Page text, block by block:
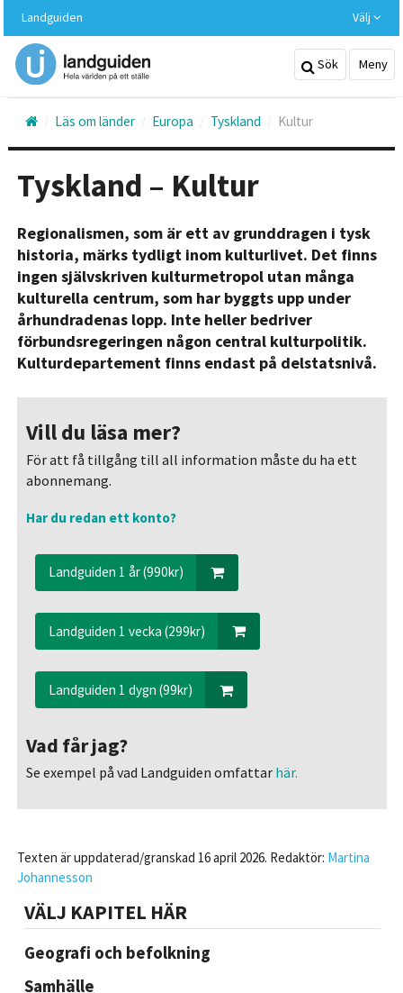
huvudinnehållet
Landguiden Välj
Sök Meny
Läs om länder Europa Tyskland Kultur
Tyskland – Kultur
Regionalismen, som är ett av grunddragen i tysk
historia, märks tydligt inom kulturlivet. Det finns
ingen självskriven kulturmetropol utan många
kulturella centrum, som har byggts upp under
århundradenas lopp. Inte heller bedriver
förbundsregeringen någon central kulturpolitik.
Kulturdepartement finns endast på delstatsnivå.
Vill du läsa mer?
För att få tillgång till all information måste du ha ett
abonnemang.
Har du redan ett konto?
Landguiden 1 år (990kr)
Landguiden 1 vecka (299kr)
Landguiden 1 dygn (99kr)
Vad får jag?
Se exempel på vad Landguiden omfattarhär.
Texten är uppdaterad/granskad 16 april 2026. Redaktör: Martina
Johannesson
VÄLJ KAPITEL HÄR
Geografi och befolkning
Samhälle